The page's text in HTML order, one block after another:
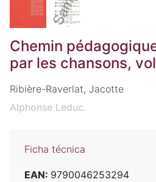
Chemin
par les chansons,
Ribière-Raverlat, Jacotte
Alphonse Leduc.
Ficha técnica
EAN: 9790046253294